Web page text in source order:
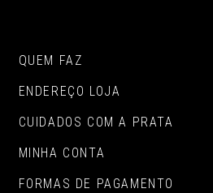
QUEM FAZ
ENDEREÇO LOJA
CUIDADOS COM A PRATA
MINHA CONTA
FORMAS DE PAGAMENTO